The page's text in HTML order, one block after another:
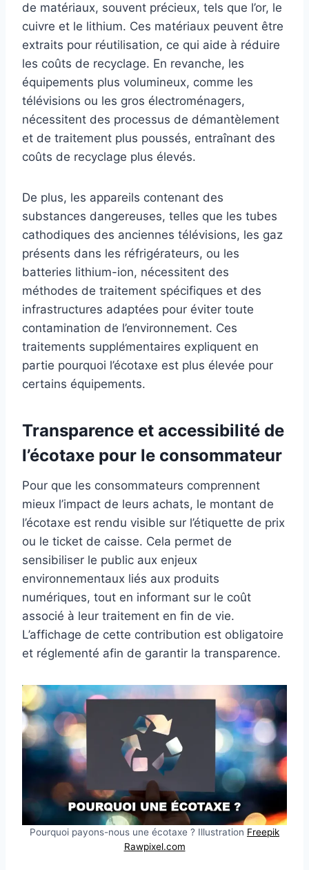
de matériaux, souvent précieux, tels que l’or, le
cuivre et le lithium. Ces matériaux peuvent être
extraits pour réutilisation, ce qui aide à réduire
les coûts de recyclage. En revanche, les
équipements plus volumineux, comme les
télévisions ou les gros électroménagers,
nécessitent des processus de démantèlement
et de traitement plus poussés, entraînant des
coûts de recyclage plus élevés.
De plus, les appareils contenant des
substances dangereuses, telles que les tubes
cathodiques des anciennes télévisions, les gaz
présents dans les réfrigérateurs, ou les
batteries lithium-ion, nécessitent des
méthodes de traitement spécifiques et des
infrastructures adaptées pour éviter toute
contamination de l’environnement. Ces
traitements supplémentaires expliquent en
partie pourquoi l’écotaxe est plus élevée pour
certains équipements.
Transparence et accessibilité de
l’écotaxe pour le consommateur
Pour que les consommateurs comprennent
mieux l’impact de leurs achats, le montant de
l’écotaxe est rendu visible sur l’étiquette de prix
ou le ticket de caisse. Cela permet de
sensibiliser le public aux enjeux
environnementaux liés aux produits
numériques, tout en informant sur le coût
associé à leur traitement en fin de vie.
L’affichage de cette contribution est obligatoire
et réglementé afin de garantir la transparence.
Pourquoi payons-nous une écotaxe ? Illustration Freepik
Rawpixel.com